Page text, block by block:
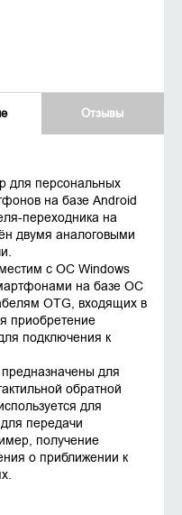
Отзывы
для персональных
на базе Android
переходника на
двумя аналоговыми
с ОС Windows
на базе ОС
OTG, входящих в
приобретение
подключения к
для
обратной
для
передачи
получение
о приближении к